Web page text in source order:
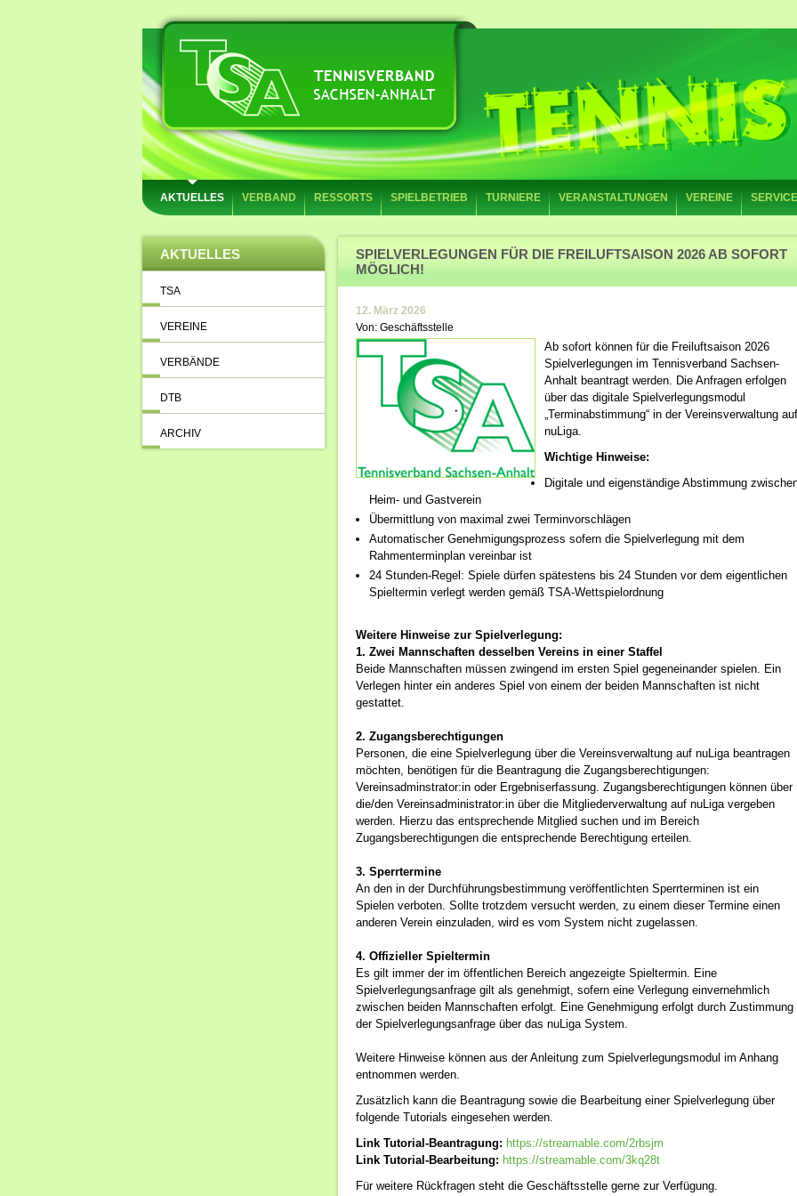
AKTUELLES VERBAND RESSORTS SPIELBETRIEB TURNIERE VERANSTALTUNGEN VEREINE SERVICE
AKTUELLES
TSA
VEREINE
VERBÄNDE
DTB
ARCHIV
SPIELVERLEGUNGEN FÜR DIE FREILUFTSAISON 2026 AB SOFORT
MÖGLICH!
12. März 2026
Von: Geschäftsstelle
Ab sofort können für die Freiluftsaison 2026
Spielverlegungen im Tennisverband Sachsen-
Anhalt beantragt werden. Die Anfragen erfolgen
über das digitale Spielverlegungsmodul
„Terminabstimmung“ in der Vereinsverwaltung auf
nuLiga.
Wichtige Hinweise:
Digitale und eigenständige Abstimmung
Heim- und Gastverein
Übermittlung von maximal zwei Terminvorschlägen
Automatischer Genehmigungsprozess sofern die Spielverlegung mit dem
Rahmenterminplan vereinbar ist
24 Stunden-Regel: Spiele dürfen spätestens bis 24 Stunden vor dem eigentlichen
Spieltermin verlegt werden gemäß TSA-Wettspielordnung
Weitere Hinweise zur Spielverlegung:
1. Zwei Mannschaften desselben Vereins in einer Staffel
Beide Mannschaften müssen zwingend im ersten Spiel gegeneinander spielen. Ein
Verlegen hinter ein anderes Spiel von einem der beiden Mannschaften ist nicht
gestattet.
2. Zugangsberechtigungen
Personen, die eine Spielverlegung über die Vereinsverwaltung auf nuLiga beantragen
möchten, benötigen für die Beantragung die Zugangsberechtigungen:
Vereinsadminstrator:in oder Ergebniserfassung. Zugangsberechtigungen können über
die/den Vereinsadministrator:in über die Mitgliederverwaltung auf nuLiga vergeben
werden. Hierzu das entsprechende Mitglied suchen und im Bereich
Zugangsberechtigungen die entsprechende Berechtigung erteilen.
3. Sperrtermine
An den in der Durchführungsbestimmung veröffentlichten Sperrterminen ist ein
Spielen verboten. Sollte trotzdem versucht werden, zu einem dieser Termine einen
anderen Verein einzuladen, wird es vom System nicht zugelassen.
4. Offizieller Spieltermin
Es gilt immer der im öffentlichen Bereich angezeigte Spieltermin. Eine
Spielverlegungsanfrage gilt als genehmigt, sofern eine Verlegung einvernehmlich
zwischen beiden Mannschaften erfolgt. Eine Genehmigung erfolgt durch Zustimmung
der Spielverlegungsanfrage über das nuLiga System.
Weitere Hinweise können aus der Anleitung zum Spielverlegungsmodul im Anhang
entnommen werden.
Zusätzlich kann die Beantragung sowie die Bearbeitung einer Spielverlegung über
folgende Tutorials eingesehen werden.
Link Tutorial-Beantragung: https://streamable.com/2rbsjm
Link Tutorial-Bearbeitung: https://streamable.com/3kq28t
Für weitere Rückfragen steht die Geschäftsstelle gerne zur Verfügung.